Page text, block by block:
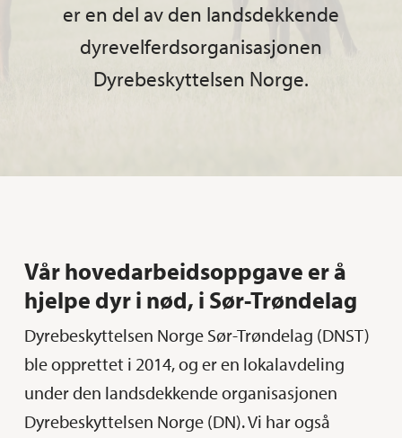
er en del av den landsdekkende
dyrevelferdsorganisasjonen
Dyrebeskyttelsen Norge.
Vår hovedarbeidsoppgave er å
hjelpe dyr i nød, i Sør-Trøndelag
Dyrebeskyttelsen Norge Sør-Trøndelag (DNST)
ble opprettet i 2014, og er en lokalavdeling
under den landsdekkende organisasjonen
Dyrebeskyttelsen Norge (DN). Vi har også